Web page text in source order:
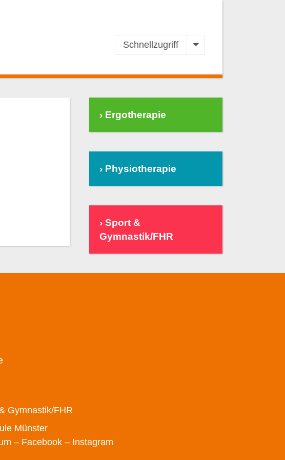
Schnellzugriff
› Ergotherapie
› Physiotherapie
› Sport &
Gymnastik/FHR
Gymnastik/FHR
Münster
– Facebook – Instagram